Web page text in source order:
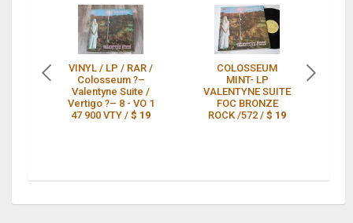
VINYL / LP / RAR /
Colosseum ?–
Valentyne Suite /
Vertigo ?– 8 - VO 1
47 900 VTY /$ 19
COLOSSEUM
MINT- LP
VALENTYNE SUITE
FOC BRONZE
ROCK /572 /$ 19